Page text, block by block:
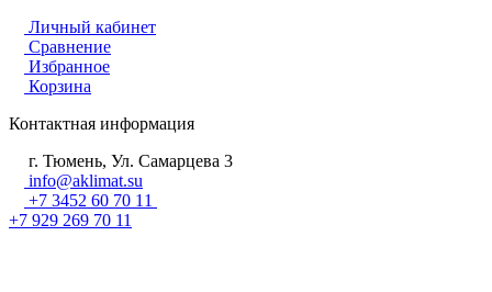
Личный кабинет
Сравнение
Избранное
Корзина
Контактная информация
г. Тюмень, Ул. Самарцева 3
info@aklimat.su
+7 3452 60 70 11
+7 929 269 70 11